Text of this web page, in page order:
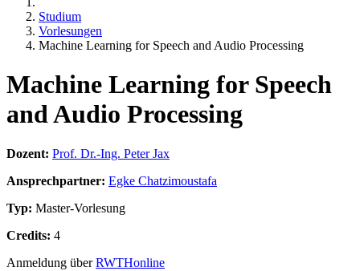
Studium
Vorlesungen
Machine Learning for Speech and Audio Processing
Machine Learning for Speech
and Audio Processing
Dozent: Prof. Dr.-Ing. Peter Jax
Ansprechpartner: Egke Chatzimoustafa
Typ: Master-Vorlesung
Credits: 4
Anmeldung überRWTHonline